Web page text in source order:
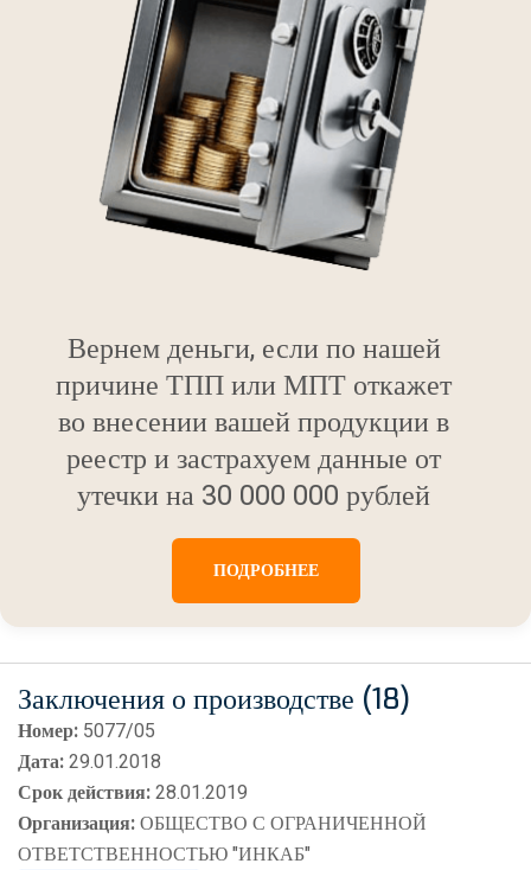
Вернем деньги, если по нашей
причине ТПП или МПТ откажет
во внесении вашей продукции в
реестр и застрахуем данные от
утечки на 30 000 000 рублей
ПОДРОБНЕЕ
Заключения о производстве (18)
Номер: 5077/05
Дата:29.01.2018
Срок действия:28.01.2019
Организация:ОБЩЕСТВО С ОГРАНИЧЕННОЙ
ОТВЕТСТВЕННОСТЬЮ "ИНКАБ"